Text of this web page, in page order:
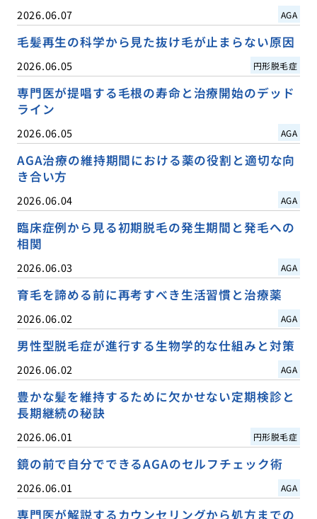
2026.06.07 AGA
毛髪再生の科学から見た抜け毛が止まらない原因
2026.06.05 円形脱毛症
専門医が提唱する毛根の寿命と治療開始のデッド
ライン
2026.06.05 AGA
AGA治療の維持期間における薬の役割と適切な向
き合い方
2026.06.04 AGA
臨床症例から見る初期脱毛の発生期間と発毛への
相関
2026.06.03 AGA
育毛を諦める前に再考すべき生活習慣と治療薬
2026.06.02 AGA
男性型脱毛症が進行する生物学的な仕組みと対策
2026.06.02 AGA
豊かな髪を維持するために欠かせない定期検診と
長期継続の秘訣
2026.06.01 円形脱毛症
鏡の前で自分でできるAGAのセルフチェック術
2026.06.01 AGA
専門医が解説するカウンセリングから処方までの